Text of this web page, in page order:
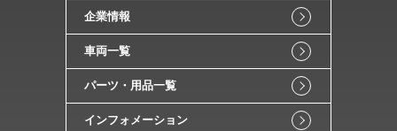
企業情報
車両一覧
パーツ・用品一覧
インフォメーション